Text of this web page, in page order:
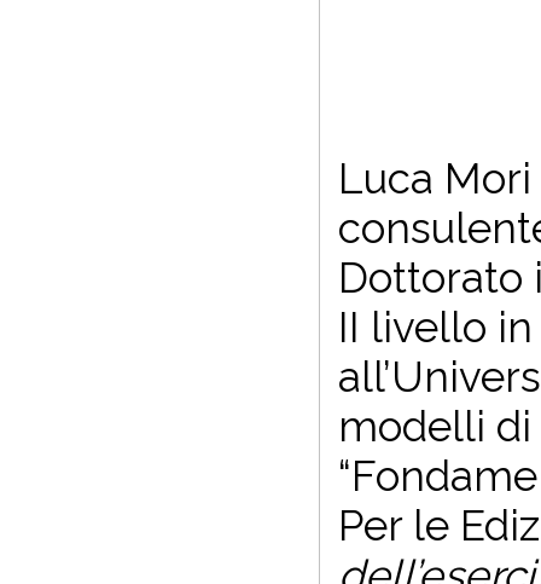
Luca
Dottorato
II livello
modelli di
Per le